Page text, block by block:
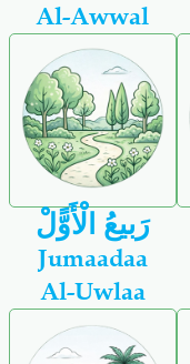
Al-Awwal
رَبيعُ الْأَوًّلْ
Jumaadaa
Al-Uwlaa